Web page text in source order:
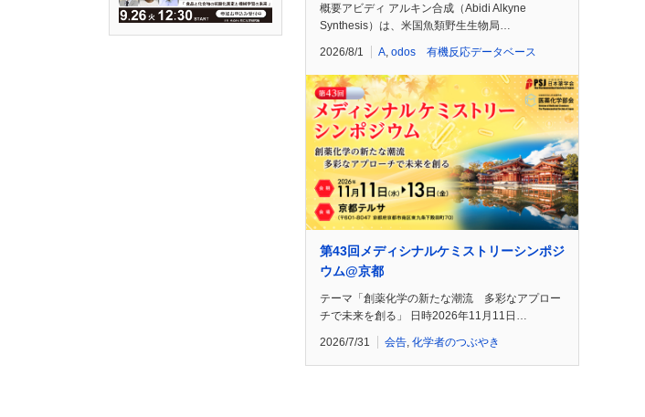
概要アビディ アルキン合成（Abidi Alkyne
Synthesis）は、米国魚類野生生物局…
2026/8/1 A odos 有機反応データベース
第43回メディシナルケミストリーシンポジ
ウム@京都
テーマ「創薬化学の新たな潮流 多彩なアプロー
チで未来を創る」 日時2026年11月11日…
2026/7/31 会告, 化学者のつぶやき